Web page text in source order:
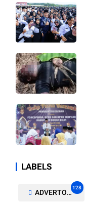
LABELS
ADVERTORIAL/GALERI
128